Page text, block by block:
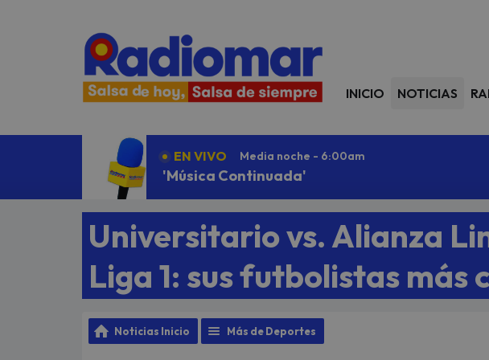
INICIO NOTICIAS
EN VIVO Media noche - 6:00am
'Música Continuada'
Universitario vs. Alianza
Liga 1: sus futbolistas más
Noticias Inicio Más de Deportes